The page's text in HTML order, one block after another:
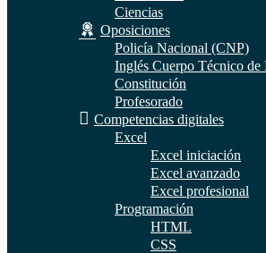
Ciencias
Oposiciones
Policía Nacional (CNP)
Inglés Cuerpo Técnico de
Constitución
Profesorado
Competencias digitales
Excel
Excel iniciación
Excel avanzado
Excel profesional
Programación
HTML
CSS